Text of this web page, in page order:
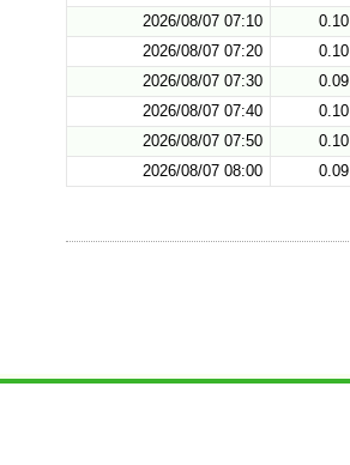
2026/08/07 07:10
0.10
2026/08/07 07:20
0.10
2026/08/07 07:30
0.09
2026/08/07 07:40
0.10
2026/08/07 07:50
0.10
2026/08/07 08:00
0.09